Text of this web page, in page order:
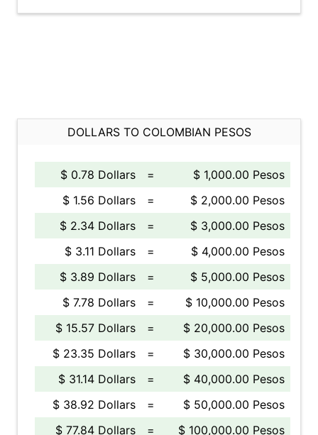
DOLLARS TO COLOMBIAN PESOS
$ 0.78 Dollars =
$ 1,000.00 Pesos
$ 1.56 Dollars
=
$ 2,000.00 Pesos
$ 2.34 Dollars
=
$ 3,000.00 Pesos
$ 3.11 Dollars
=
$ 4,000.00 Pesos
$ 3.89 Dollars
=
$ 5,000.00 Pesos
$ 7.78 Dollars
=
$ 10,000.00 Pesos
$ 15.57 Dollars
=
$ 20,000.00 Pesos
$ 23.35 Dollars
=
$ 30,000.00 Pesos
$ 31.14 Dollars
=
$ 40,000.00 Pesos
$ 38.92 Dollars
=
$ 50,000.00 Pesos
$ 77.84 Dollars
= $ 100,000.00 Pesos